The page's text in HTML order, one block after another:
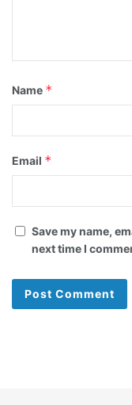
Name *
Email *
Save my name,
next time I